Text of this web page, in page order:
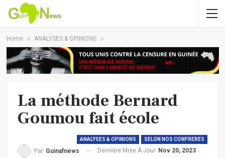
Home ANALYSES & OPINIONS
La méthode Bernard
Goumou fait école
ANALYSES & OPINIONS SELON NOS CONFRERES
Par Guinafnews Dernière Mise À Jour Nov 20, 2023